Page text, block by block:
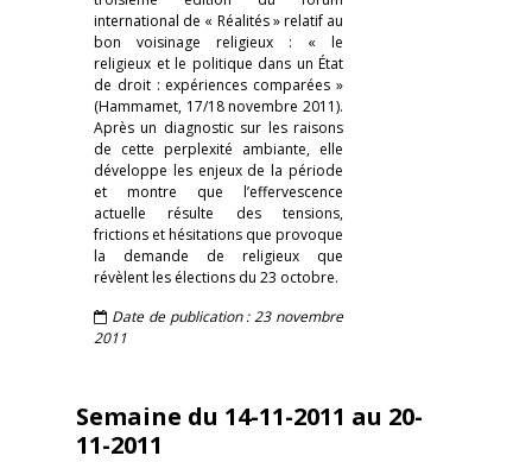
international de « Réalités » relatif au
bon voisinage religieux : « le
religieux et le politique dans un État
de droit : expériences comparées »
(Hammamet, 17/18 novembre 2011).
Après un diagnostic sur les raisons
de cette perplexité ambiante, elle
développe les enjeux de la période
et montre que l’effervescence
actuelle résulte des tensions,
frictions et hésitations que provoque
la demande de religieux que
révèlent les élections du 23 octobre.
Date de publication : 23 novembre
2011
Semaine du 14-11-2011 au 20-
11-2011